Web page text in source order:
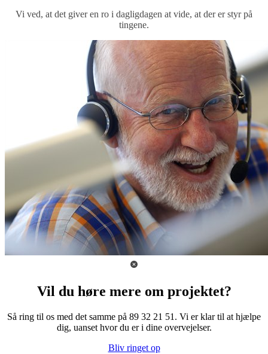
Vi ved, at det giver en ro i dagligdagen at vide, at der er styr på
tingene.
Vil du høre mere om projektet?
Så ring til os med det samme på 89 32 21 51. Vi er klar til at hjælpe
dig, uanset hvor du er i dine overvejelser.
Bliv ringet op